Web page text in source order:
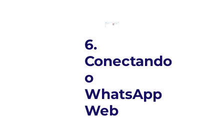
6.
Conectando
o
WhatsApp
Web